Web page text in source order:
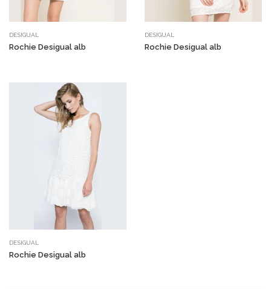
DESIGUAL
Rochie Desigual alb
DESIGUAL
Rochie Desigual alb
DESIGUAL
Rochie Desigual alb